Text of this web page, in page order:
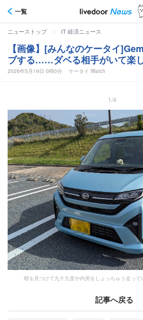
一覧
ニューストップ > IT 経済ニュース
【画像】[みんなのケータイ
ブする……ダベる相手がいて楽
2026年5月19日 0時0分 ケータイ Watch
1/4
暇を見つけて九十九里や内房をしょっちゅう走っ
記事へ戻る